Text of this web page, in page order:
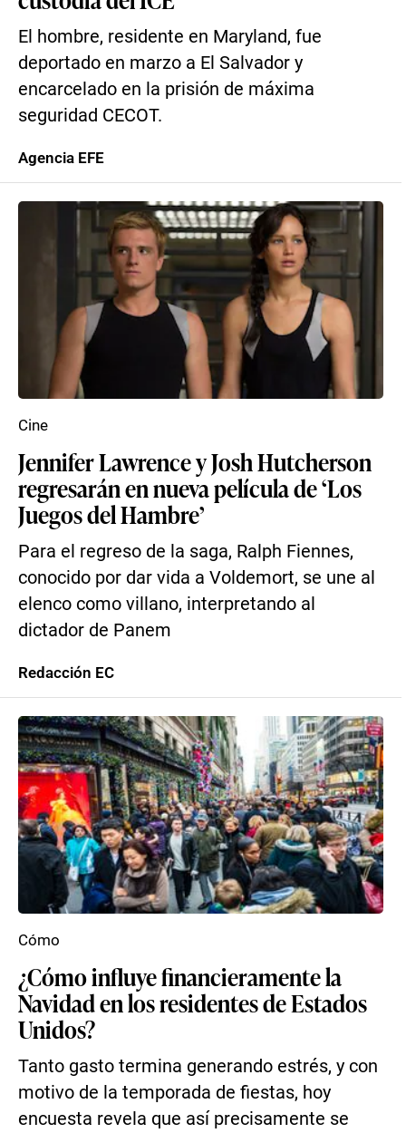
El hombre, residente en Maryland, fue
deportado en marzo a El Salvador y
encarcelado en la prisión de máxima
seguridad CECOT.
Agencia EFE
Jennifer Lawrence y Josh Hutcherson
regresarán en nueva película de ‘Los
Juegos del Hambre’
Para el regreso de la saga, Ralph Fiennes,
conocido por dar vida a Voldemort, se une al
elenco como villano, interpretando al
dictador de Panem
Cine
Redacción EC
¿Cómo influye financieramente la
Navidad en los residentes de Estados
Unidos?
Tanto gasto termina generando estrés, y con
motivo de la temporada de fiestas, hoy
encuesta revela que así precisamente se
Cómo